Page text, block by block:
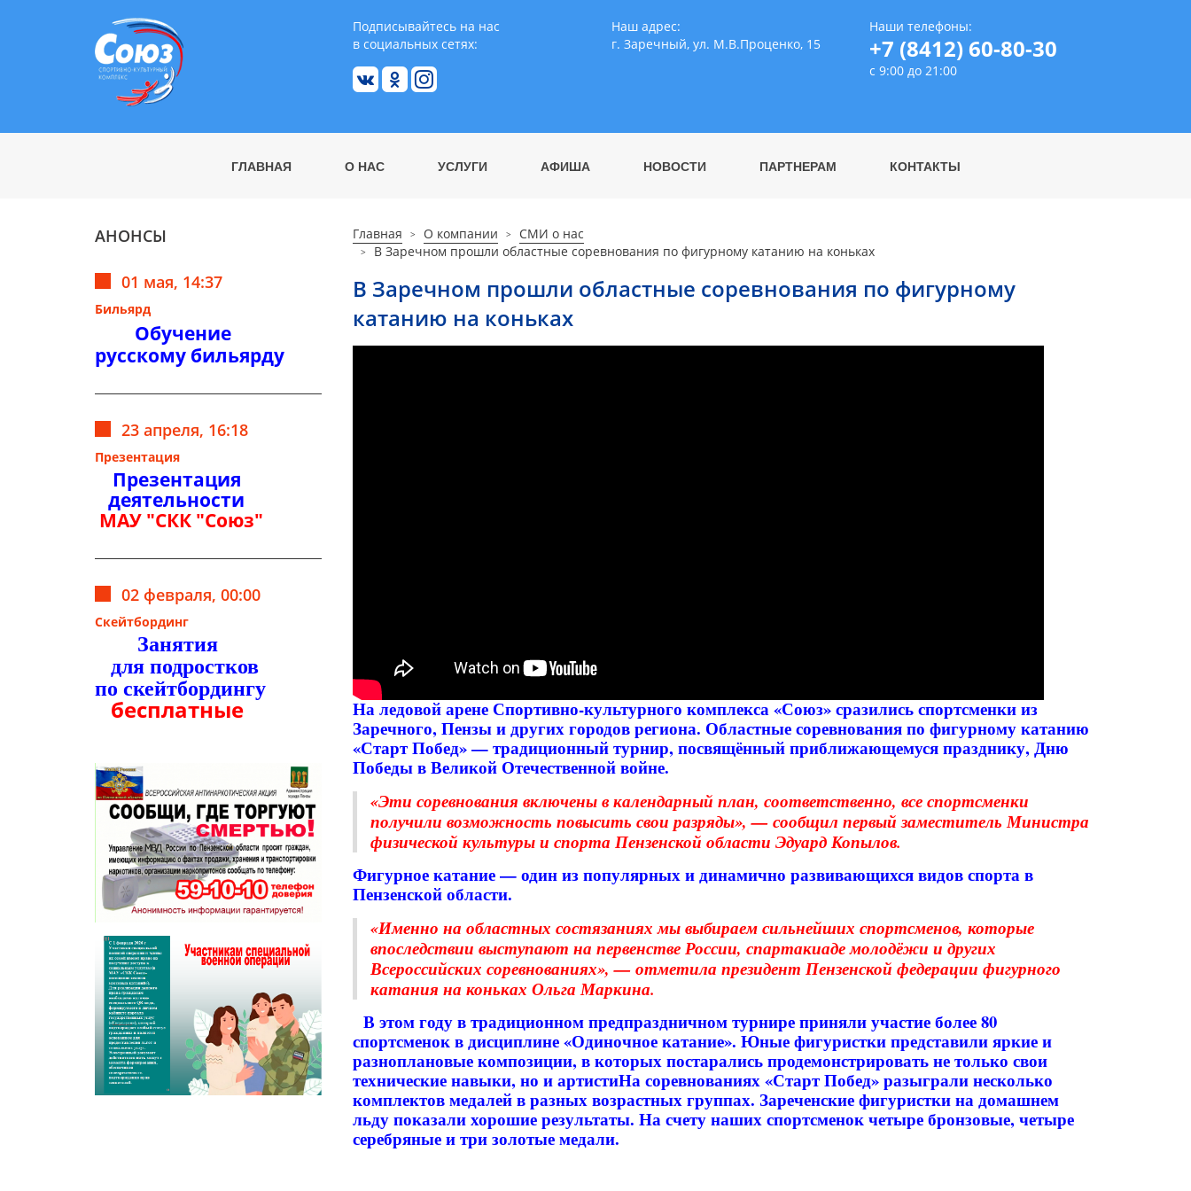
Подписывайтесь на нас
в социальных сетях:
Наш адрес:
г. Заречный, ул. М.В.Проценко, 15
Наши телефоны:
+7 (8412) 60-80-30
с 9:00 до 21:00
ГЛАВНАЯ О НАС УСЛУГИ АФИША НОВОСТИ ПАРТНЕРАМ КОНТАКТЫ
АНОНСЫ
01 мая, 14:37
Бильярд
Обучение
русскому бильярду
23 апреля, 16:18
Презентация
Презентация
деятельности
МАУ "СКК "Союз"
02 февраля, 00:00
Скейтбординг
Занятия
для подростков
по скейтбордингу
бесплатные
Главная О компании
СМИ о нас
В Заречном прошли областные соревнования по фигурному катанию на коньках
В Заречном прошли областные соревнования по фигурному
катанию на коньках
На ледовой арене Спортивно-культурного комплекса «Союз» сразились спортсменки из
Заречного, Пензы и других городов региона. Областные соревнования по фигурному катанию
«Старт Побед» — традиционный турнир, посвящённый приближающемуся празднику, Дню
Победы в Великой Отечественной войне.
«Эти соревнования включены в календарный план, соответственно, все спортсменки
получили возможность повысить свои разряды», — сообщил первый заместитель Министра
физической культуры и спорта Пензенской области Эдуард Копылов.
Фигурное катание — один из популярных и динамично развивающихся видов спорта в
Пензенской области.
«Именно на областных состязаниях мы выбираем сильнейших спортсменов, которые
впоследствии выступают на первенстве России, спартакиаде молодёжи и других
Всероссийских соревнованиях», — отметила президент Пензенской федерации фигурного
катания на коньках Ольга Маркина.
В этом году в традиционном предпраздничном турнире приняли участие более 80
спортсменок в дисциплине «Одиночное катание». Юные фигуристки представили яркие и
разноплановые композиции, в которых постарались продемонстрировать не только свои
технические навыки, но и артистиНа соревнованиях «Старт Побед» разыграли несколько
комплектов медалей в разных возрастных группах. Зареченские фигуристки на домашнем
льду показали хорошие результаты. На счету наших спортсменок четыре бронзовые, четыре
серебряные и три золотые медали.